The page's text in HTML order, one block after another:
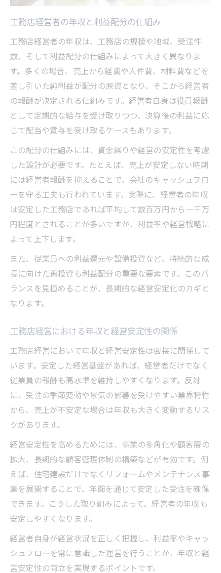
工務店経営者の年収と利益配分の仕組み
工務店経営者の年収は、工務店の規模や地域、受注件
数、そして利益配分の仕組みによって大きく異なりま
す。多くの場合、売上から経費や人件費、材料費などを
差し引いた純利益が配分の原資となり、そこから経営者
の報酬が決定される仕組みです。経営者自身は役員報酬
として定期的な給与を受け取りつつ、決算後の利益に応
じて配当や賞与を受け取るケースもあります。
この配分の仕組みには、資金繰りや経営の安定性を考慮
した設計が必要です。たとえば、売上が安定しない時期
には経営者報酬を抑えることで、会社のキャッシュフロ
ーを守る工夫も行われています。実際に、経営者の年収
は安定した工務店であれば平均して数百万円から一千万
円程度とされることが多いですが、利益率や経営戦略に
よって上下します。
また、従業員への利益還元や設備投資など、持続的な成
長に向けた再投資も利益配分の重要な要素です。このバ
ランスを見極めることが、長期的な経営安定化のカギと
なります。
工務店経営における年収と経営安定性の関係
工務店経営において年収と経営安定性は密接に関係して
います。安定した経営基盤があれば、経営者だけでなく
従業員の報酬も高水準を維持しやすくなります。反対
に、受注の季節変動や景気の影響を受けやすい業界特性
から、売上が不安定な場合は年収も大きく変動するリス
クがあります。
経営安定性を高めるためには、事業の多角化や顧客層の
拡大、長期的な顧客管理体制の構築などが有効です。例
えば、住宅建設だけでなくリフォームやメンテナンス事
業を展開することで、年間を通じて安定した受注を確保
できます。こうした取り組みによって、経営者の年収も
安定しやすくなります。
経営者自身が経営状況を正しく把握し、利益率やキャッ
シュフローを常に意識した運営を行うことが、年収と経
営安定性の両立を実現するポイントです。